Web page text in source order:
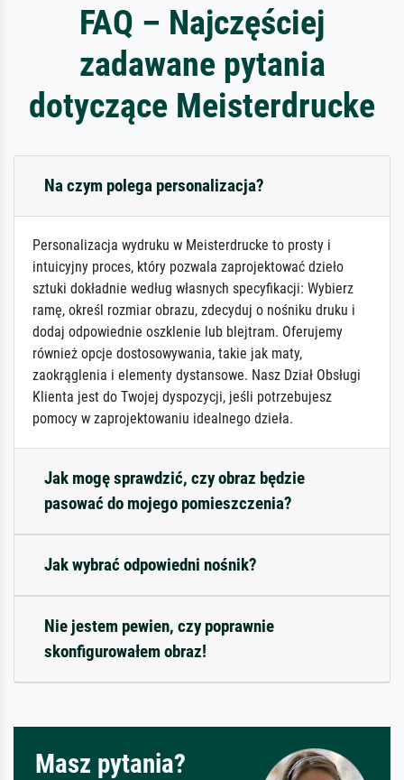
FAQ – Najczęściej
zadawane pytania
dotyczące Meisterdrucke
Na czym polega personalizacja?
Personalizacja wydruku w Meisterdrucke to prosty i
intuicyjny proces, który pozwala zaprojektować dzieło
sztuki dokładnie według własnych specyfikacji: Wybierz
ramę, określ rozmiar obrazu, zdecyduj o nośniku druku i
dodaj odpowiednie oszklenie lub blejtram. Oferujemy
również opcje dostosowywania, takie jak maty,
zaokrąglenia i elementy dystansowe. Nasz Dział Obsługi
Klienta jest do Twojej dyspozycji, jeśli potrzebujesz
pomocy w zaprojektowaniu idealnego dzieła.
Jak mogę sprawdzić, czy obraz będzie
pasować do mojego pomieszczenia?
Jak wybrać odpowiedni nośnik?
Nie jestem pewien, czy poprawnie
skonfigurowałem obraz!
Masz pytania?